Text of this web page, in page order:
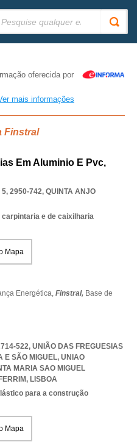
oferecida por
mais informações
Finstral
Em Aluminio E Pvc,
5, 2950-742, QUINTA ANJO
carpintaria e de caixilharia
Mapa
Energética, Finstral, Base de
522, UNIÃO DAS FREGUESIAS
E SÃO MIGUEL, UNIAO
MARIA SAO MIGUEL
, LISBOA
para a construção
Mapa